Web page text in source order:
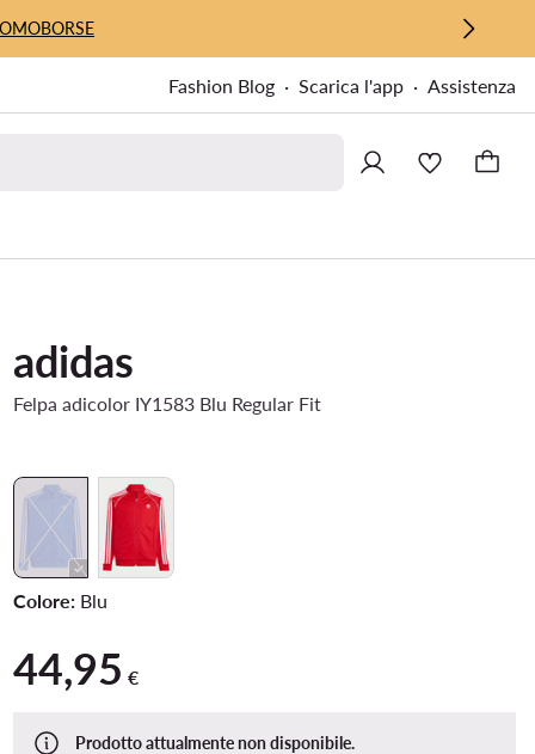
BORSE
Fashion Blog Scarica l'app Assistenza
adidas
Felpa adicolor IY1583 Blu Regular Fit
Colore:Blu
44,95 €
44,95 €
Prodotto attualmente non disponibile.